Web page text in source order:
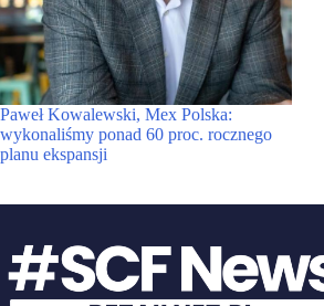
Paweł Kowalewski, Mex Polska:
wykonaliśmy ponad 60 proc. rocznego
planu ekspansji